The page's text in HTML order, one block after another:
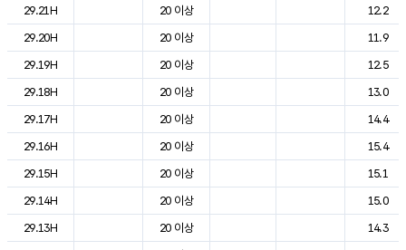
29.21H
20 이상
12.2
29.20H
20 이상
11.9
29.19H
20 이상
12.5
29.18H
20 이상
13.0
29.17H
20 이상
14.4
29.16H
20 이상
15.4
29.15H
20 이상
15.1
29.14H
20 이상
15.0
29.13H
20 이상
14.3